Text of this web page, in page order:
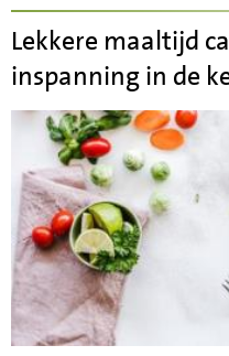
Lekkere maaltijd
inspanning in de